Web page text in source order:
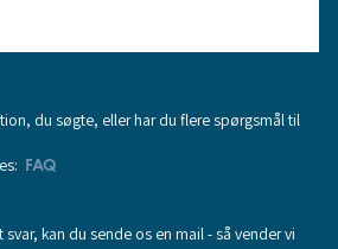
du søgte, eller har du flere spørgsmål til
FAQ
kan du sende os en mail - så vender vi